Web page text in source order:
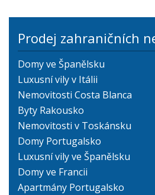
Prodej zahraničních
Domy ve Španělsku
Luxusní vily v Itálii
Nemovitosti Costa Blanca
Byty Rakousko
Nemovitosti v Toskánsku
Domy Portugalsko
Luxusní vily ve Španělsku
Domy ve Francii
Apartmány Portugalsko